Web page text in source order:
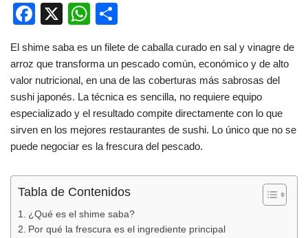
F
c
e
b
o
o
X
W
at
s
A
p
p
m
p
ar
tir
El shime saba es un filete de caballa curado en sal y vinagre de
arroz que transforma un pescado común, económico y de alto
valor nutricional, en una de las coberturas más sabrosas del
sushi japonés. La técnica es sencilla, no requiere equipo
especializado y el resultado compite directamente con lo que
sirven en los mejores restaurantes de sushi. Lo único que no se
puede negociar es la frescura del pescado.
Tabla de Contenidos
¿Qué es el shime saba?
Por qué la frescura es el ingrediente principal